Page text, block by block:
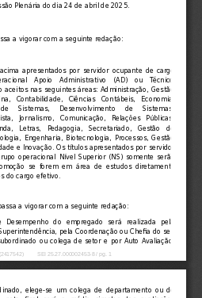
Plenária do dia 24 de abril de 2025.
a vigorar com a seguinte redação:
apresentados por servidor ocupante de cargo
Apoio  Administrativo  (AD)  ou  Técnico
aceitos nas seguintes áreas: Administração, Gestão
Contabilidade,  Ciências  Contábeis,  Economia,
Sistemas,   Desenvolvimento   de   Sistemas,
Jornalismo,  Comunicação,  Relações  Públicas,
Letras,  Pedagogia,  Secretariado,  Gestão  de
Engenharia, Biotecnologia, Processos, Gestão
e Inovação. Os títulos apresentados por servidor
operacional Nível Superior (NS) somente serão
se  forem  em  área  de  estudos  diretamente
do cargo efetivo.
a vigorar com a seguinte redação:
Desempenho  do  empregado  será  realizada  pela
pela Coordenação ou Chefia do seu
ou colega de setor e por Auto Avaliação.
SEI 25.27.000002453-8 / pg. 1
elege-se  um  colega  de  departamento  ou  de